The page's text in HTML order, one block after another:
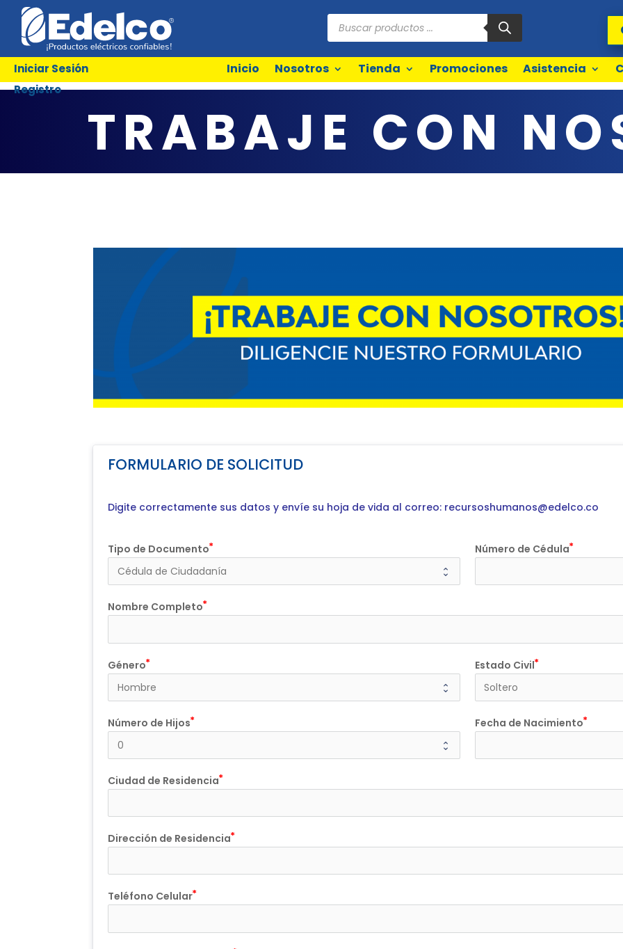
Búsqueda
de
productos
Iniciar Sesión
Registro
Inicio Nosotros Tienda Promociones Asistencia
TRABAJE CON
FORMULARIO DE SOLICITUD
Digite correctamente sus datos y envíe su hoja de vida al correo: recursoshumanos@edelco.co
Tipo de Documento Número de Cédula
Nombre Completo
Género Estado Civil
Número de Hijos Fecha de Nacimiento
Ciudad de Residencia
Dirección de Residencia
Teléfono Celular